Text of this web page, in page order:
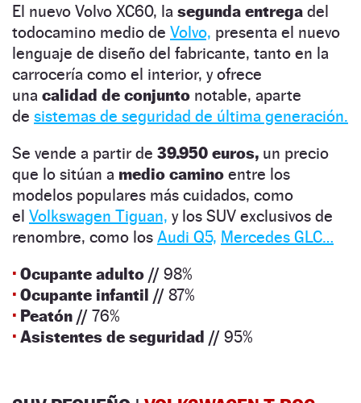
El nuevo Volvo XC60, la segunda entrega del
todocamino medio de Volvo, presenta el nuevo
lenguaje de diseño del fabricante, tanto en la
carrocería como el interior, y ofrece
una calidad de conjunto notable, aparte
de sistemas de seguridad de última generación.
Se vende a partir de 39.950 euros, un precio
que lo sitúan a medio camino entre los
modelos populares más cuidados, como
el Volkswagen Tiguan, y los SUV exclusivos de
renombre, como los Audi Q5, Mercedes GLC…
· Ocupante adulto // 98%
· Ocupante infantil // 87%
· Peatón // 76%
· Asistentes de seguridad // 95%